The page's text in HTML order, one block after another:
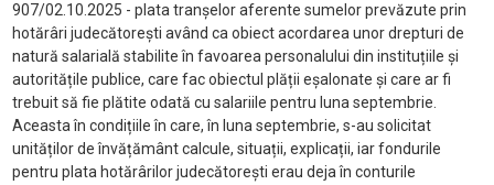
907/02.10.2025 - plata tranșelor aferente sumelor prevăzute prin
hotărâri judecătorești având ca obiect acordarea unor drepturi de
natură salarială stabilite în favoarea personalului din instituțiile și
autoritățile publice, care fac obiectul plății eșalonate și care ar fi
trebuit să fie plătite odată cu salariile pentru luna septembrie.
Aceasta în condițiile în care, în luna septembrie, s-au solicitat
unităților de învățământ calcule, situații, explicații, iar fondurile
pentru plata hotărârilor judecătorești erau deja în conturile